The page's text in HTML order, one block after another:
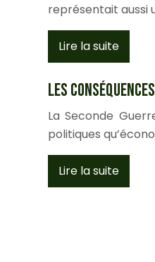
représentait aussi
Lire la suite
Les
La Seconde
politiques
Lire la suite